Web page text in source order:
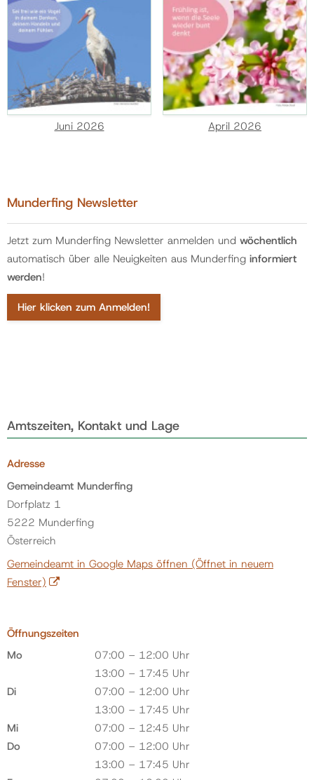
Juni 2026 April 2026
Munderfing Newsletter
Jetzt zum Munderfing Newsletter anmelden und wöchentlich
automatisch über alle Neuigkeiten aus Munderfing informiert
werden!
Hier klicken zum Anmelden!
Amtszeiten, Kontakt und Lage
Adresse
Gemeindeamt Munderfing
Dorfplatz 1
5222 Munderfing
Österreich
Gemeindeamt in Google Maps öffnen (Öffnet in neuem
Fenster)
Öffnungszeiten
Mo
07:00 – 12:00 Uhr
13:00 – 17:45 Uhr
Di
07:00 – 12:00 Uhr
13:00 – 17:45 Uhr
Mi
07:00 – 12:45 Uhr
Do
07:00 – 12:00 Uhr
13:00 – 17:45 Uhr